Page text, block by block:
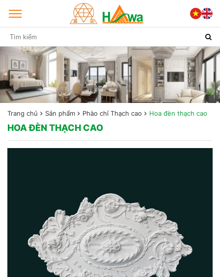
Trang chủ Sản phẩm Phào chỉ Thạch cao Hoa đèn thạch cao
HOA ĐÈN THẠCH CAO